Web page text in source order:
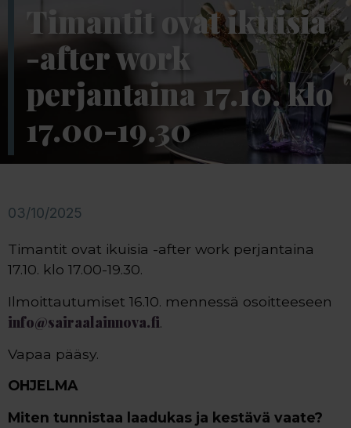
Timantit ovat ikuisia
-after work
perjantaina 17.10. klo
17.00-19.30
03/10/2025
Timantit ovat ikuisia -after work perjantaina
17.10. klo 17.00-19.30.
Ilmoittautumiset 16.10. mennessä osoitteeseen
info@sairaalainnova.fi.
Vapaa pääsy.
OHJELMA
Miten tunnistaa laadukas ja kestävä vaate?